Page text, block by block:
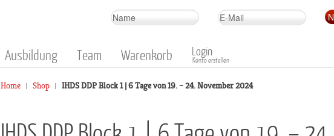
Ausbildung Team Warenkorb Login
Konto erstellen
Home Shop IHDS DDP Block 1 | 6 Tage von 19. – 24. November 2024